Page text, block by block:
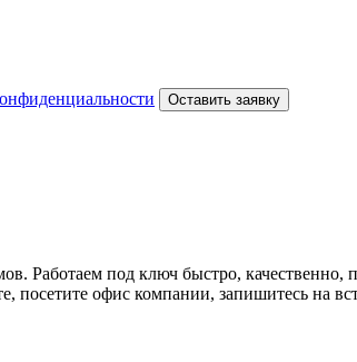
Оставить заявку
Работаем под ключ быстро,
офис компании, запишитесь на